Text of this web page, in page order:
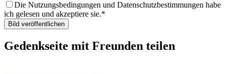
Die Nutzungsbedingungen und Datenschutzbestimmungen habe
ich gelesen und akzeptiere sie.
Gedenkseite mit Freunden teilen